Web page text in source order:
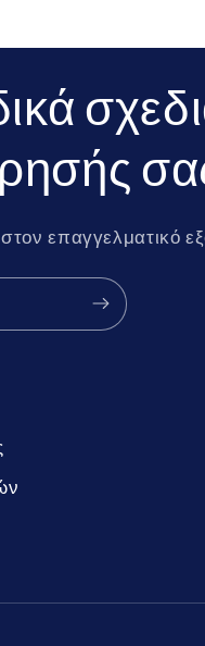
στον επαγγελματικό